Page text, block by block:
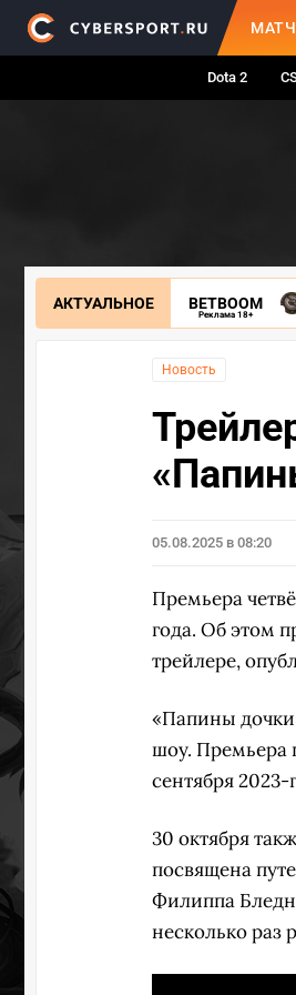
Dota 2
АКТУАЛЬНОЕ BETBOOM
Реклама 18+
Новость
05.08.2025 в 08:20
Премьера
года. Об этом
трейлере,
«Папины
шоу. Премьера
сентября
30 октября
посвящена
Филиппа
несколько раз